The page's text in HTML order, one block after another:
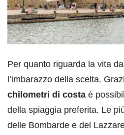
Per quanto riguarda la vita
l’imbarazzo della scelta.
chilometri di costa è
della spiaggia preferita. Le
delle Bombarde e del